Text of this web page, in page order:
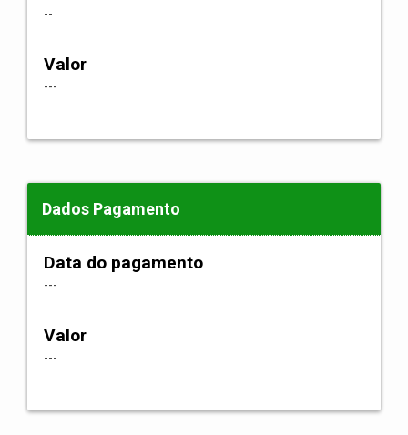
--
Valor
---
Dados Pagamento
Data do pagamento
---
Valor
---